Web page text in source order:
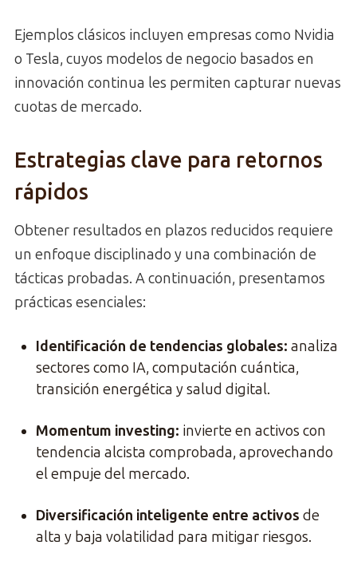
Ejemplos clásicos incluyen empresas como Nvidia
o Tesla, cuyos modelos de negocio basados en
innovación continua les permiten capturar nuevas
cuotas de mercado.
Estrategias clave para retornos
rápidos
Obtener resultados en plazos reducidos requiere
un enfoque disciplinado y una combinación de
tácticas probadas. A continuación, presentamos
prácticas esenciales:
Identificación de tendencias globales: analiza
sectores como IA, computación cuántica,
transición energética y salud digital.
Momentum investing: invierte en activos con
tendencia alcista comprobada, aprovechando
el empuje del mercado.
Diversificación inteligente entre activos de
alta y baja volatilidad para mitigar riesgos.